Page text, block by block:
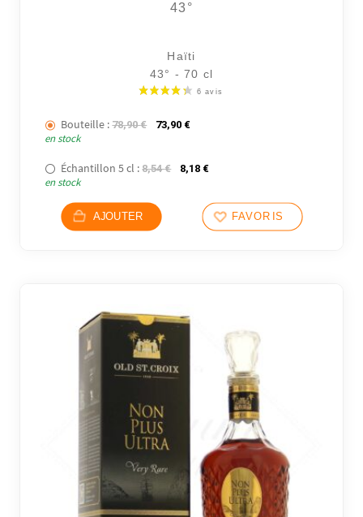
43°
Haïti
43° - 70 cl
Bouteille : 78,90€ Le prix initial était : 78,90 €.
73,90 €Le prix actuel est : 73,90 €.
en stock
Échantillon 5 cl : 8,54€ Le prix initial était : 8,54 €.
8,18 €Le prix actuel est : 8,18 €.
en stock
AJOUTER FAVORIS